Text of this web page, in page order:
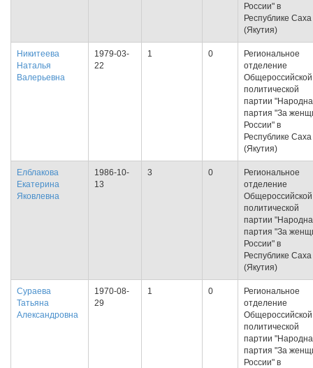
России" в
Республике Саха
(Якутия)
Никитеева
Наталья
Валерьевна
1979-03-
22
1 0
Региональное
отделение
Общероссийской
политической
партии
партия "За
России" в
Республике Саха
(Якутия)
Елблакова
Екатерина
Яковлевна
1986-10-
13
3 0
Региональное
отделение
Общероссийской
политической
партии
партия "За
России" в
Республике Саха
(Якутия)
Сураева
Татьяна
Александровна
1970-08-
29
1 0
Региональное
отделение
Общероссийской
политической
партии
партия "За
России" в